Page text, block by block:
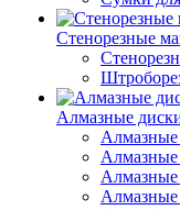
Стенорезные
Алмазные
Алмазные
Алмазные